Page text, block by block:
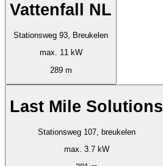
Vattenfall NL
Stationsweg 93, Breukelen
max. 11 kW
289 m
Last Mile Solutions
Stationsweg 107, breukelen
max. 3.7 kW